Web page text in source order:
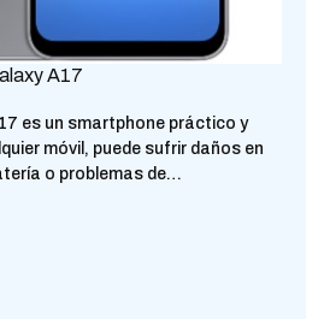
A17
es un smartphone práctico y
móvil, puede sufrir daños en
o problemas de…